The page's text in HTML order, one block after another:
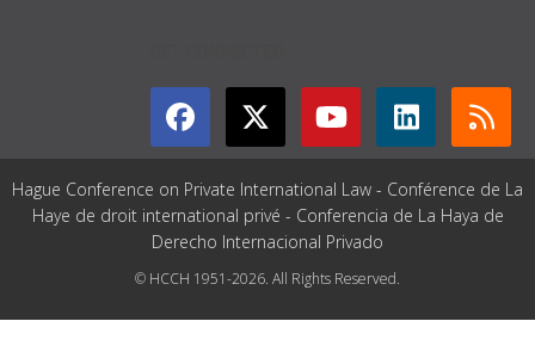
Hague Conference on Private International Law - Conférence de La
Haye de droit international privé - Conferencia de La Haya de
Derecho Internacional Privado
© HCCH 1951-2026. All Rights Reserved.